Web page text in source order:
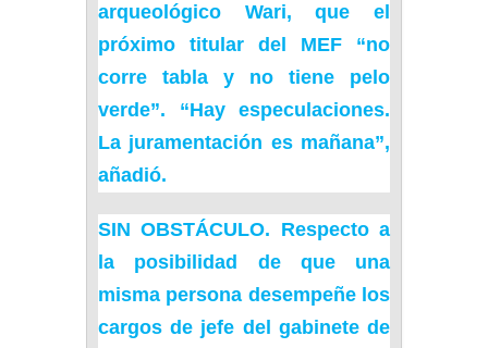
arqueológico Wari, que el
próximo titular del MEF “no
corre tabla y no tiene pelo
verde”. “Hay especulaciones.
La juramentación es mañana”,
añadió.
SIN OBSTÁCULO. Respecto a
la posibilidad de que una
misma persona desempeñe los
cargos de jefe del gabinete de